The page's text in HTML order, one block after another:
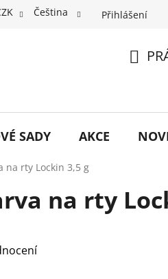
Čeština Přihlášení
SADY AKCE
na rty Lockin 3,5 g
na rty